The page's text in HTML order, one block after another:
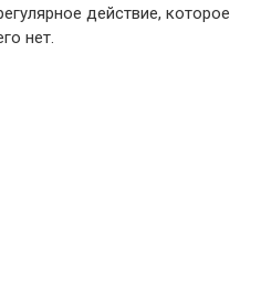
действие, которое
нет.